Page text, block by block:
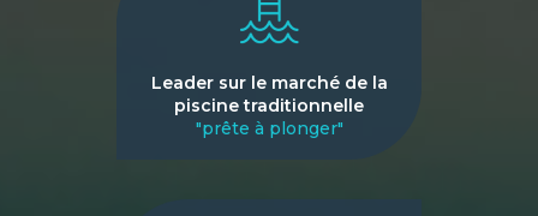
Leader sur le marché de la
piscine traditionnelle
"prête à plonger"